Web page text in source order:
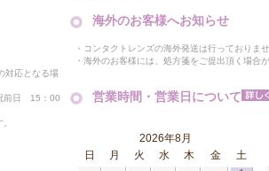
対応となる場
前日 15：00
海外のお客様へお知らせ
・コンタクトレンズの海外発送は行っておりま
・海外のお客様には、処方箋をご提出頂く場合
営業時間・営業日について
2026年8月
日
月 火 水 木 金
土